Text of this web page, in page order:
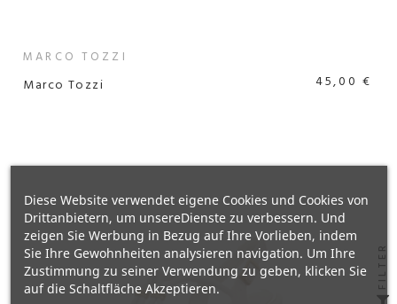
Diese Website verwendet eigene Cookies und Cookies von
Drittanbietern, um unsereDienste zu verbessern. Und
zeigen Sie Werbung in Bezug auf Ihre Vorlieben, indem
Sie Ihre Gewohnheiten analysieren navigation. Um Ihre
Zustimmung zu seiner Verwendung zu geben, klicken Sie
auf die Schaltfläche Akzeptieren.
MARCO TOZZI
Marco Tozzi 45,00 €
FILTER